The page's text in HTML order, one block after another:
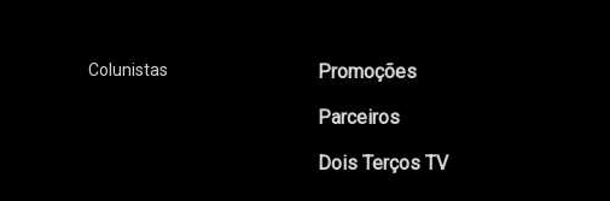
Colunistas
Promoções
Parceiros
Dois Terços TV